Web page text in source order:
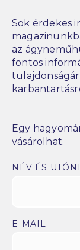
Sok érdekes
az
fontos
Egy
vásárolhat.
NÉV ÉS
E-MAIL